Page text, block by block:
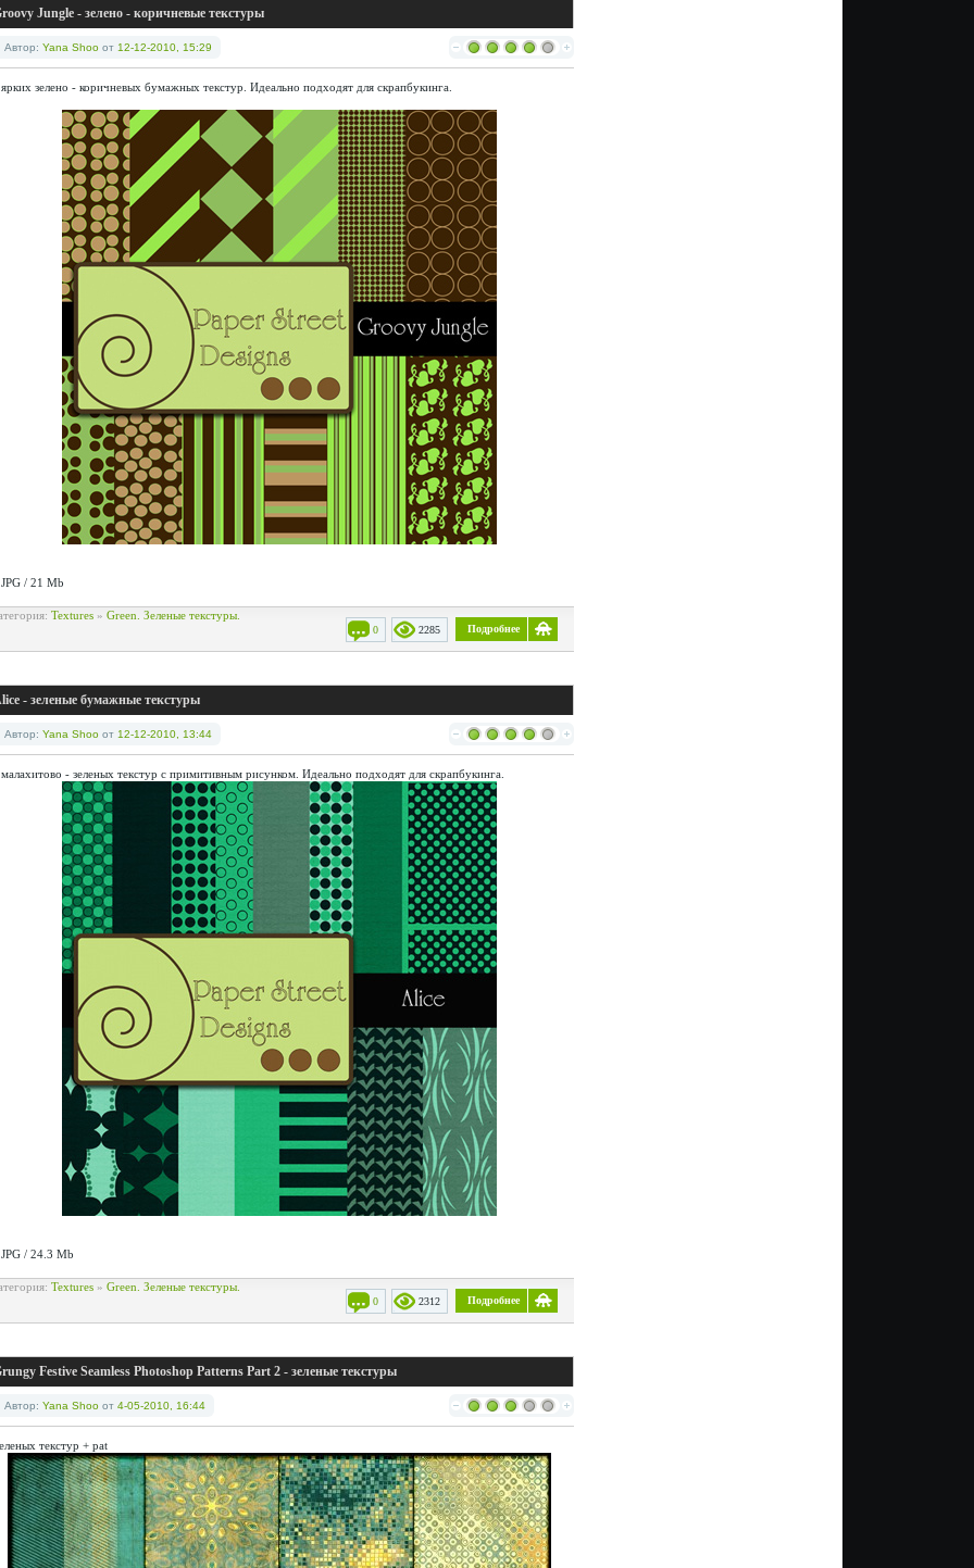
Jungle - зелено - коричневые текстуры
Автор: Yana Shooот 12-12-2010, 15:29
зелено - коричневых бумажных текстур. Идеально подходят для скрапбукинга.
/ 21 Mb
Textures» Green. Зеленые текстуры.
Подробнее
2285
0
- зеленые бумажные текстуры
Автор: Yana Shooот 12-12-2010, 13:44
- зеленых текстур с примитивным рисунком. Идеально подходят для скрапбукинга.
/ 24.3 Mb
Textures» Green. Зеленые текстуры.
Подробнее
2312
0
Festive Seamless Photoshop Patterns Part 2 - зеленые текстуры
Автор: Yana Shooот 4-05-2010, 16:44
текстур + pat